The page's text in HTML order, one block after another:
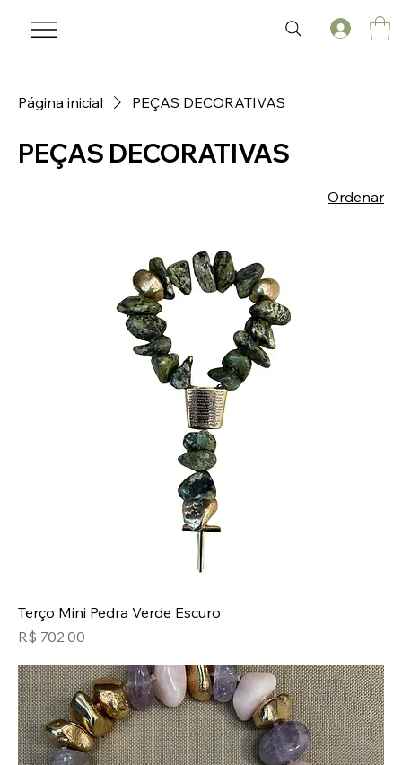
Página inicial PEÇAS DECORATIVAS
PEÇAS DECORATIVAS
Ordenar
Terço Mini Pedra Verde Escuro
Preço
R$ 702,00